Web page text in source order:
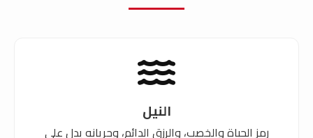
النيل
رمز الحياة والخصب، والرزق الدائم، وجريانه يدل على